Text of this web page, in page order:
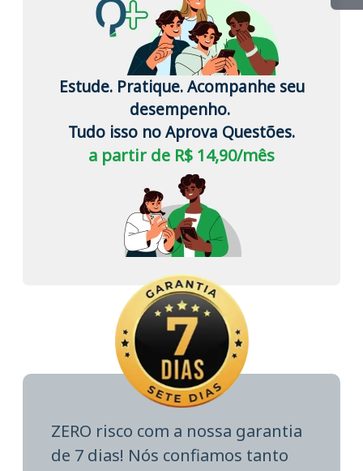
Estude. Pratique. Acompanhe seu
desempenho.
Tudo isso no Aprova Questões.
a partir de R$ 14,90/mês
ZERO risco com a nossa garantia
de 7 dias! Nós confiamos tanto